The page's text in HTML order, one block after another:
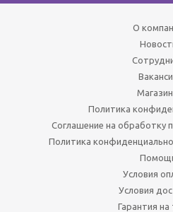
О
Политика
Соглашение на обработку
Политика
Условия
Условия
Гарантия на